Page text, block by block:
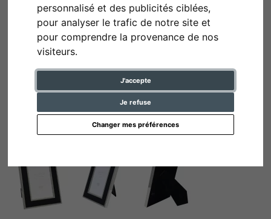
personnalisé et des publicités ciblées,
pour analyser le trafic de notre site et
pour comprendre la provenance de nos
visiteurs.
J'accepte
Je refuse
Changer mes préférences
Retour